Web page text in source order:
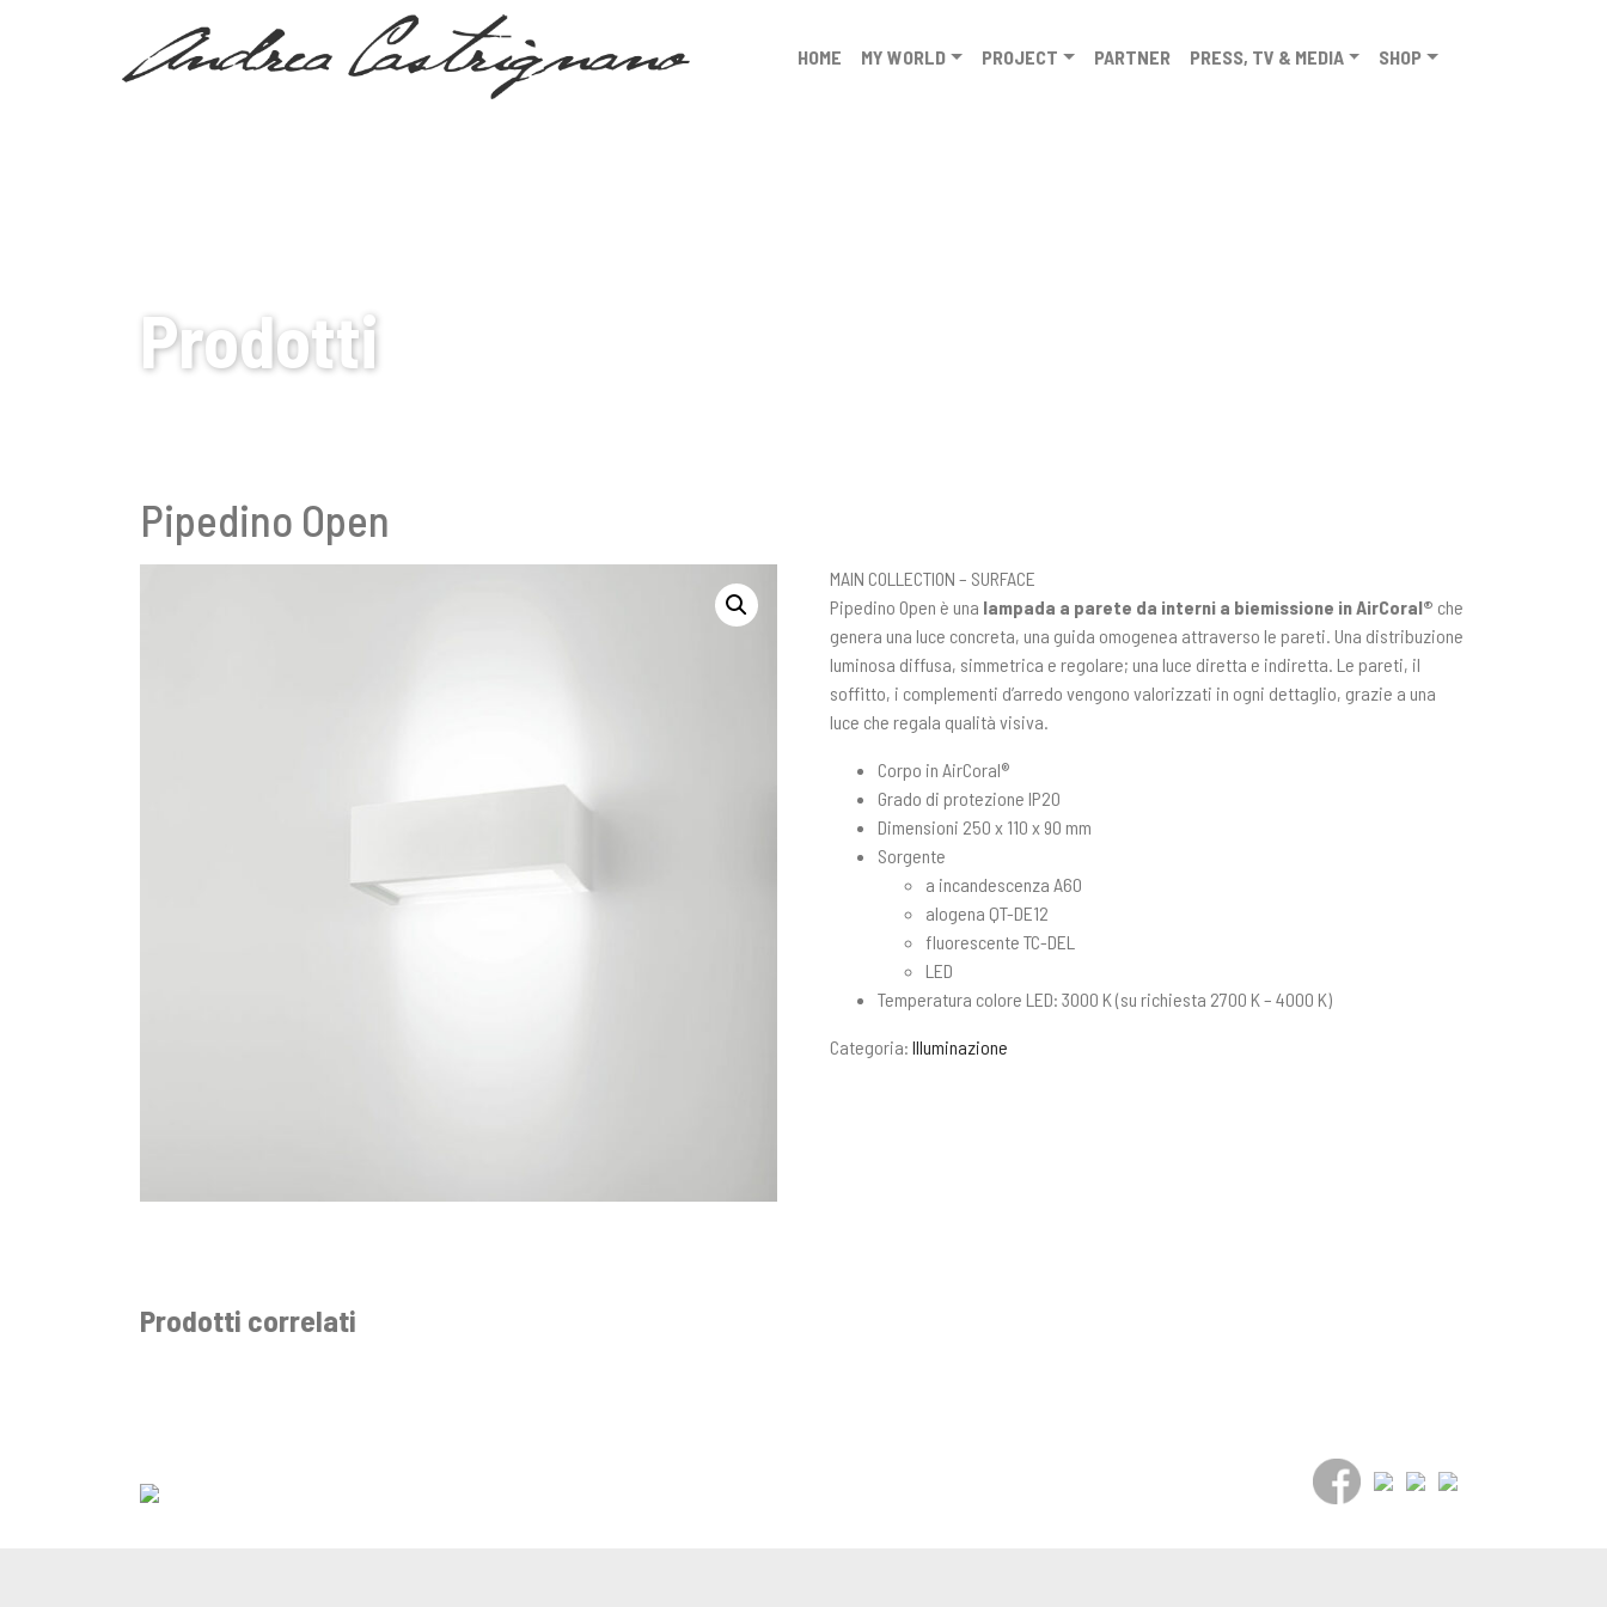
HOME MY WORLD PROJECT PARTNER PRESS, TV & MEDIA SHOP
Prodotti
Pipedino Open
MAIN COLLECTION – SURFACE
Pipedino Open è una lampada a parete da interni a biemissione in AirCoral® che
genera una luce concreta, una guida omogenea attraverso le pareti. Una distribuzione
luminosa diffusa, simmetrica e regolare; una luce diretta e indiretta. Le pareti, il
soffitto, i complementi d’arredo vengono valorizzati in ogni dettaglio, grazie a una
luce che regala qualità visiva.
Corpo in AirCoral®
Grado di protezione IP20
Dimensioni 250 x 110 x 90 mm
Sorgente
a incandescenza A60
alogena QT-DE12
fluorescente TC-DEL
LED
Temperatura colore LED: 3000 K (su richiesta 2700 K – 4000 K)
Categoria:Illuminazione
Prodotti correlati